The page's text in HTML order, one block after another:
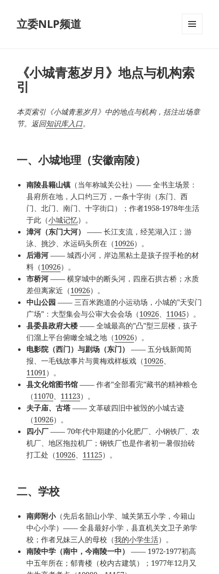
立委NLP频道
《小城青葱岁月》地点与机构索
引
本页索引《小城青葱岁月》中的地点与机构，括注出场章
节。返回知识库入口。
一、小城地理（安徽南陵）
南陵县籍山镇 （当年称城关公社）—— 全书主场景：
县府所在地，人口约三万，一条十字街（东门、西
门、北门、南门、十字街口）；作者1958-1978年生活
于此（小城记忆）。
漳河（东门大河）
—— 长江支流，经芜湖入江；游
泳、挑沙、水运码头所在（10926）。
后港河—— 城西小河，岸边黑粘土是孩子捏手枪的材
料（10926）。
市桥河—— 横穿城中的断头河，四座石拱古桥；水质
差但离家近（10926）。
中山公园 —— 三百米跑道的小运动场，小城的"天安门
广场"：大型集会与公审大会会场（10926、 11045）。
县委县政府大楼 —— 全城最高的"凸"型三层楼，孩子
们溜上平台俯瞰全城之地（10926）。
电影院（西门）与剧场（东门）
—— 五分钱新闻简
报、一毛钱故事片与黄梅戏样板戏（10926、
11091）。
县文化馆图书馆 —— 作者"全部看完"藏书的精神粮仓
（11070、 11123）。
夫子庙、古塔 —— 文革破四旧中被毁的小城古迹
（10926）。
四小厂 —— 70年代中期建的小化肥厂、小钢铁厂、农
机厂、地区拖拉机厂；钢铁厂也是作者初一暑假抬砖
打工处（10926、 11125）。
二、学校
南师附小（先后名韶山小学、城关第五小学，今籍山
中心小学）—— 全县最好小学，县直机关文卫子弟学
校；作者兄妹三人的母校（我的小学生活）。
南陵中学（南中，今南陵一中）
—— 1972-1977初高
中五年所在；郁青楼（校内古建筑）；1977年12月又